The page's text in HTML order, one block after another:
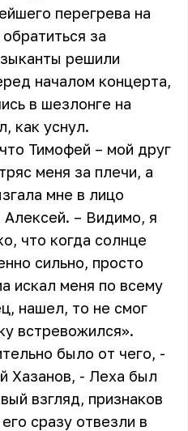
перегрева на
за
решили
началом концерта,
в шезлонге на
как уснул.
Тимофей – мой друг
меня за плечи, а
мне в лицо
Алексей. – Видимо, я
что когда солнце
сильно, просто
искал меня по всему
нашел, то не смог
встревожился».
было от чего, -
Хазанов, - Леха был
взгляд, признаков
сразу отвезли в